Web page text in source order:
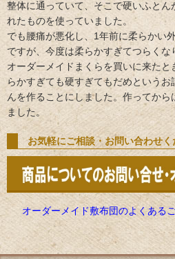
整体に通っていて、そこで硬いふとん
れたものを使っていました。
でも腰痛が悪化し、1年前に柔らかい
ですが、今度は柔らかすぎてつらくな
オーダーメイドまくらを買いに来た
らかすぎても硬すぎてもだめというお
んを作ることにしました。作ってか
ました。
お気軽にご相談・お問い合わせく
オーダーメイド敷布団のよくある